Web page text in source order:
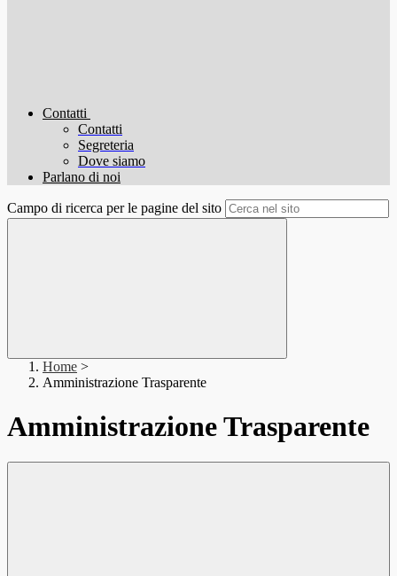
Contatti
Contatti
Segreteria
Dove siamo
Parlano di noi
Campo di ricerca per le pagine del sito
Home >
Amministrazione Trasparente
Amministrazione Trasparente